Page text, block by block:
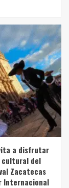
a disfrutar
cultural del
Zacatecas
Internacional